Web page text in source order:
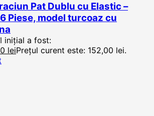
Pat Dublu cu Elastic –
Piese, model turcoaz cu
inițial a fost:
leiPrețul curent este: 152,00 lei.